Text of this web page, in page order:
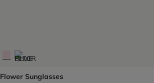
Flower Sunglasses